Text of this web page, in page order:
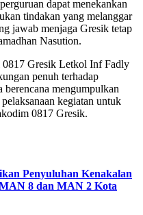
dapat menekankan
tindakan yang melanggar
jawab menjaga Gresik tetap
Nasution.
0817 Gresik Letkol Inf Fadly
penuh terhadap
berencana mengumpulkan
kegiatan untuk
0817 Gresik.
Penyuluhan Kenakalan
8 dan MAN 2 Kota